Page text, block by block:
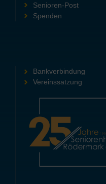
Senioren-Post
Spenden
Bankverbindung
Vereinssatzung